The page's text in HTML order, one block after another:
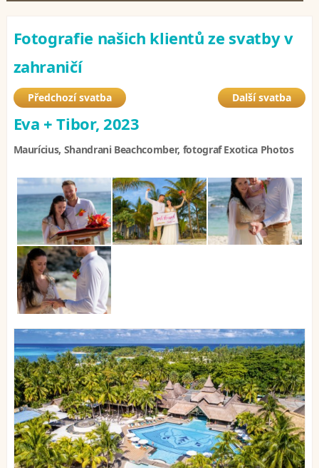
Fotografie našich klientů ze svatby v
zahraničí
Předchozí svatba Další svatba
Eva + Tibor, 2023
Maurícius, Shandrani Beachcomber, fotograf Exotica Photos